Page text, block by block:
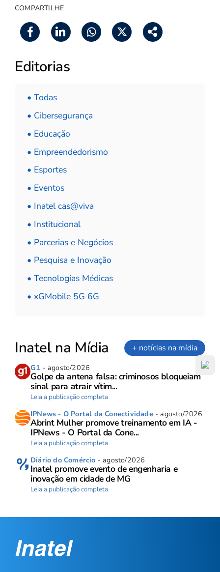
COMPARTILHE
Editorias
• Todas
• Cibersegurança
• Educação
• Empreendedorismo
• Esportes
• Eventos
• Inatel cas@viva
• Institucional
• Parcerias e Negócios
• Pesquisa e Inovação
• Tecnologias Médicas
• xGMobile 5G 6G
Inatel na Mídia + notícias na mídia
G1 - agosto/2026
Golpe da antena falsa: criminosos bloqueiam
sinal para atrair vítim...
Leia a publicação completa
IPNews - O Portal da Conectividade- agosto/2026
Abrint Mulher promove treinamento em IA -
IPNews - O Portal da Cone...
Leia a publicação completa
Diário do Comércio - agosto/2026
Inatel promove evento de engenharia e
inovação em cidade de MG
Leia a publicação completa